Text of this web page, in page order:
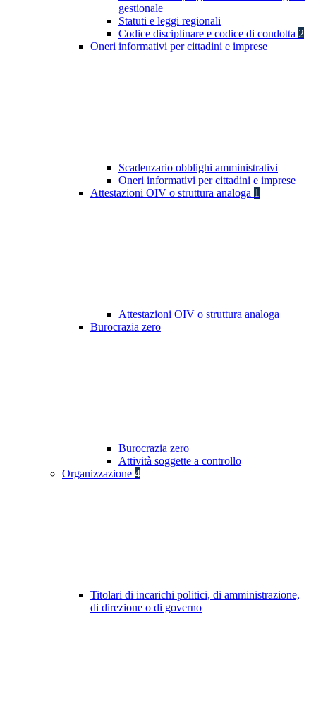
gestionale
Statuti e leggi regionali
Codice disciplinare e codice di condotta 2
Oneri informativi per cittadini e imprese
Scadenzario obblighi amministrativi
Oneri informativi per cittadini e imprese
Attestazioni OIV o struttura analoga 1
Attestazioni OIV o struttura analoga
Burocrazia zero
Burocrazia zero
Attività soggette a controllo
Organizzazione 4
Titolari di incarichi politici, di amministrazione,
di direzione o di governo